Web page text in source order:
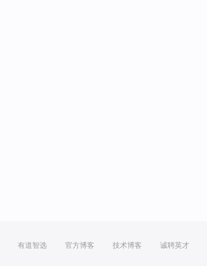
有道智选 官方博客 技术博客 诚聘英才